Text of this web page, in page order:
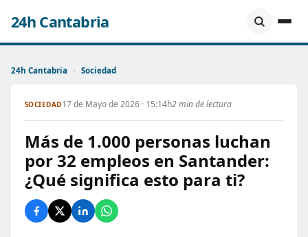
24h Cantabria
24h Cantabria › Sociedad
SOCIEDAD17 de Mayo de 2026 · 15:14h2 min de lectura
Más de 1.000 personas luchan
por 32 empleos en Santander:
¿Qué significa esto para ti?